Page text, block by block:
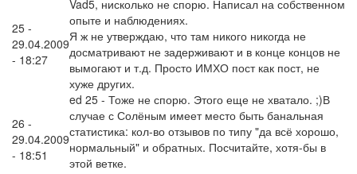
25 -
29.04.2009
- 18:27
Vad5, нисколько не спорю. Написал на собственном
опыте и наблюдениях.
Я ж не утверждаю, что там никого никогда не
досматривают не задерживают и в конце концов не
вымогают и т.д. Просто ИМХО пост как пост, не
хуже других.
26 -
29.04.2009
- 18:51
ed 25 - Тоже не спорю. Этого еще не хватало. ;)В
случае с Солёным имеет место быть банальная
статистика: кол-во отзывов по типу "да всё хорошо,
нормальный" и обратных. Посчитайте, хотя-бы в
этой ветке.